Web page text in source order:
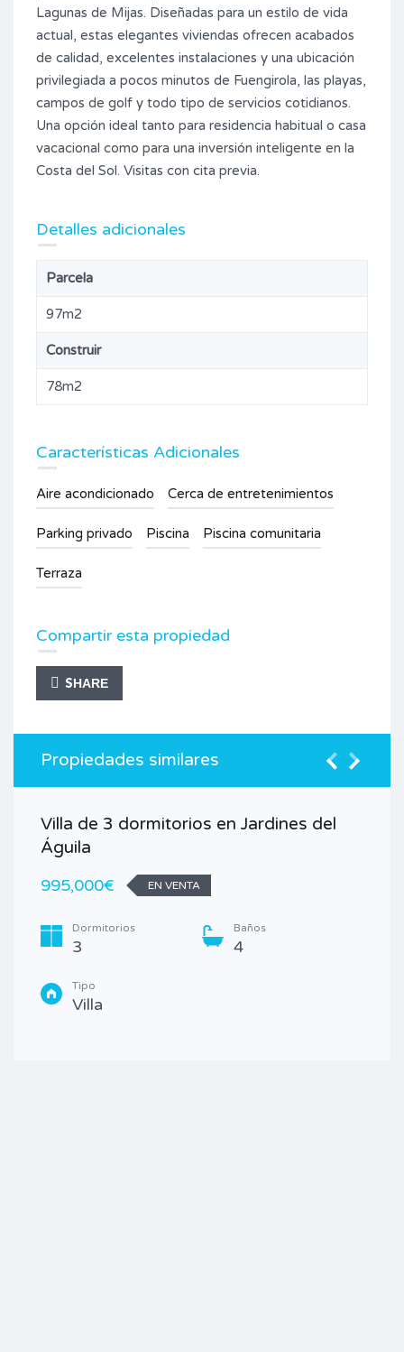
Lagunas de Mijas. Diseñadas para un estilo de vida
actual, estas elegantes viviendas ofrecen acabados
de calidad, excelentes instalaciones y una ubicación
privilegiada a pocos minutos de Fuengirola, las playas,
campos de golf y todo tipo de servicios cotidianos.
Una opción ideal tanto para residencia habitual o casa
vacacional como para una inversión inteligente en la
Costa del Sol. Visitas con cita previa.
Detalles adicionales
Parcela
97m2
Construir
78m2
Características Adicionales
Aire acondicionado Cerca de entretenimientos
Parking privado Piscina Piscina comunitaria
Terraza
Compartir esta propiedad
SHARE
Propiedades similares
Villa de 3 dormitorios en Jardines del
Águila
995,000€
EN VENTA
Dormitorios
3
Baños
4
Tipo
Villa